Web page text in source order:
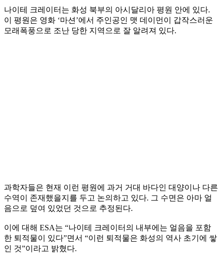
나이테 크레이터는 화성 북부의 아시달리아 평원 안에 있다.
이 평원은 영화 ‘마션’에서 주인공인 맷 데이먼이 갑작스러운
모래폭풍으로 조난 당한 지역으로 잘 알려져 있다.
과학자들은 현재 이런 평원에 과거 거대 바다인 대양이나 다른
수역이 존재했을지를 두고 논의하고 있다. 그 수면은 아마 얼
음으로 덮여 있었던 것으로 추정된다.
이에 대해 ESA는 “나이테 크레이터의 내부에는 얼음을 포함
한 퇴적물이 있다”면서 “이런 퇴적물은 화성의 역사 초기에 쌓
인 것”이라고 밝혔다.